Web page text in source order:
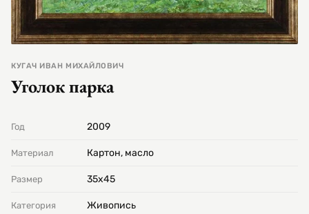
КУГАЧ ИВАН МИХАЙЛОВИЧ
Уголок парка
Год 2009
Материал Картон, масло
Размер 35х45
Категория Живопись